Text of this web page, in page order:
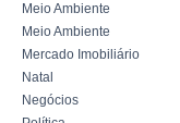
Meio Ambiente
Meio Ambiente
Mercado Imobiliário
Natal
Negócios